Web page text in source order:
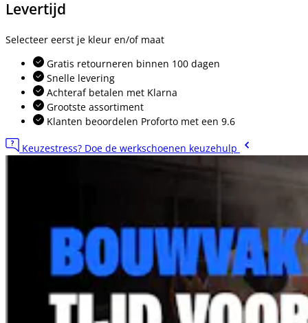
Levertijd
Selecteer eerst je kleur en/of maat
Gratis retourneren binnen 100 dagen
Snelle levering
Achteraf betalen met Klarna
Grootste assortiment
Klanten beoordelen Proforto met een 9.6
Keuzestress? Doe de werkschoenen keuzehulp